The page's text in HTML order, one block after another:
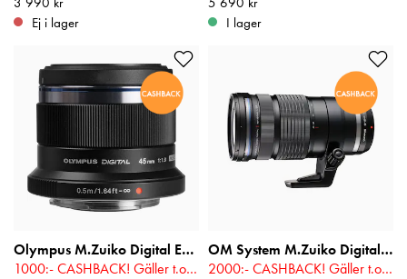
Ej i lager
I lager
Olympus M.Zuiko Digital ED 45mm f/1,8 Svart
1000:- CASHBACK! Gäller t.o.m 2026-08-16
OM System M.Zuiko Digital ED 40-150mm f/2,8 PRO
2000:- CASHBACK! Gäller t.o.m 2026-08-16